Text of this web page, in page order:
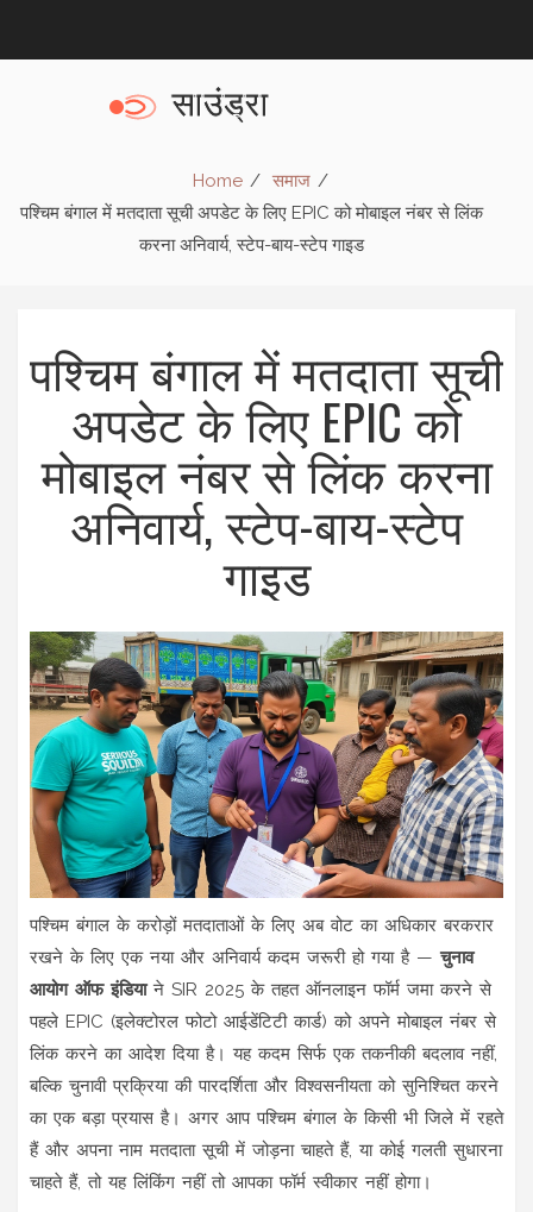
Home
समाज
पश्चिम बंगाल में मतदाता सूची अपडेट के लिए EPIC को मोबाइल नंबर से लिंक
करना अनिवार्य, स्टेप-बाय-स्टेप गाइड
पश्चिम बंगाल में मतदाता सूची
अपडेट के लिए EPIC को
मोबाइल नंबर से लिंक करना
अनिवार्य, स्टेप-बाय-स्टेप
गाइड
पश्चिम बंगाल के करोड़ों मतदाताओं के लिए अब वोट का अधिकार बरकरार
रखने के लिए एक नया और अनिवार्य कदम जरूरी हो गया है —चुनाव
आयोग ऑफ इंडियाने SIR 2025 के तहत ऑनलाइन फॉर्म जमा करने से
पहले EPIC (इलेक्टोरल फोटो आईडेंटिटी कार्ड) को अपने मोबाइल नंबर से
लिंक करने का आदेश दिया है। यह कदम सिर्फ एक तकनीकी बदलाव नहीं,
बल्कि चुनावी प्रक्रिया की पारदर्शिता और विश्वसनीयता को सुनिश्चित करने
का एक बड़ा प्रयास है। अगर आप पश्चिम बंगाल के किसी भी जिले में रहते
हैं और अपना नाम मतदाता सूची में जोड़ना चाहते हैं, या कोई गलती सुधारना
चाहते हैं, तो यह लिंकिंग नहीं तो आपका फॉर्म स्वीकार नहीं होगा।